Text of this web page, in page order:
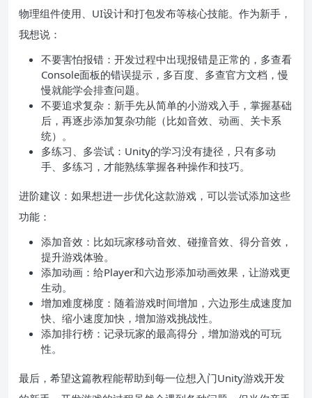
物理组件使用、UI设计和打包发布等核心技能。作为新手，
我想说：
不要害怕报错：开发过程中出现报错是正常的，多查看
Console面板的错误提示，多百度、多查官方文档，慢
慢就能学会排查问题。
不要追求复杂：新手先从简单的小游戏入手，掌握基础
后，再逐步添加复杂功能（比如音效、动画、关卡系
统）。
多练习、多尝试：Unity的学习没有捷径，只有多动
手、多练习，才能熟练掌握各种操作和技巧。
进阶建议：如果想进一步优化这款游戏，可以尝试添加这些
功能：
添加音效：比如玩家移动音效、碰撞音效、得分音效，
提升游戏体验。
添加动画：给Player和六边形添加动画效果，让游戏更
生动。
增加难度梯度：随着游戏时间增加，六边形生成速度加
快、缩小速度加快，增加游戏挑战性。
添加排行榜：记录玩家的最高得分，增加游戏的可玩
性。
最后，希望这篇教程能帮助到每一位想入门Unity游戏开发